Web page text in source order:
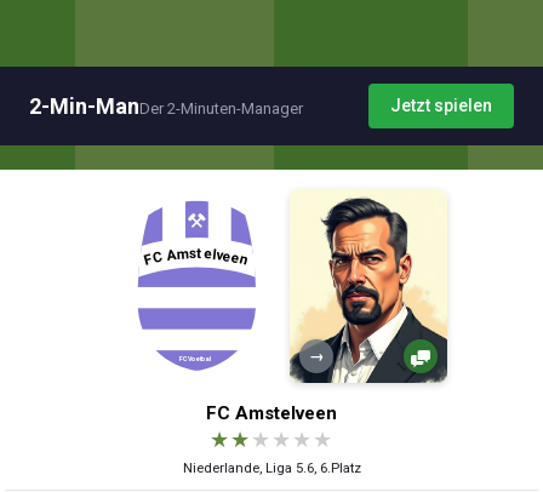
2-Min-ManDer 2-Minuten-Manager Jetzt spielen
→
FC Amstelveen
★★★ ★ ★ ★
Niederlande, Liga 5.6, 6.Platz